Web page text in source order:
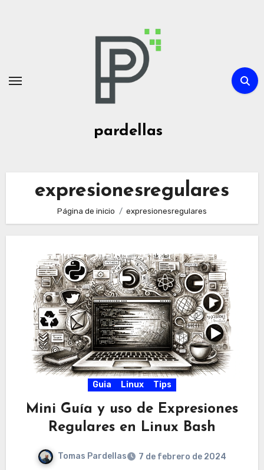
pardellas
expresionesregulares
Página de inicio expresionesregulares
Guia Linux Tips
Mini Guía y uso de Expresiones
Regulares en Linux Bash
Tomas Pardellas 7 de febrero de 2024